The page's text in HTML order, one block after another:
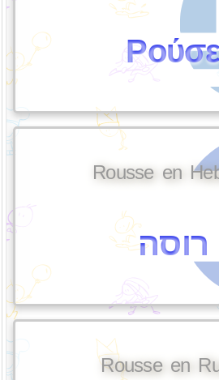
Rousse en
רוסה
Rousse en